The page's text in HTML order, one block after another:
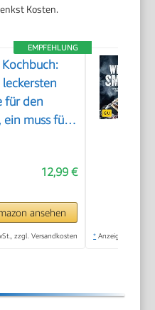
Kosten.
EMPFEHLUNG
für den
ein muss für
12,99 €
ansehen
zzgl. Versandkosten * Anzeige